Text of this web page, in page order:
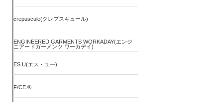
crepuscule(クレプスキュール)
ENGINEERED GARMENTS WORKADAY(エンジ
ニアードガーメンツ ワーカデイ)
ES.U(エス・ユー)
F/CE.®